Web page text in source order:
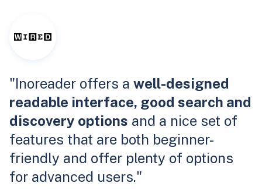
"Inoreader offers a well-designed
readable interface, good search and
discovery options and a nice set of
features that are both beginner-
friendly and offer plenty of options
for advanced users."